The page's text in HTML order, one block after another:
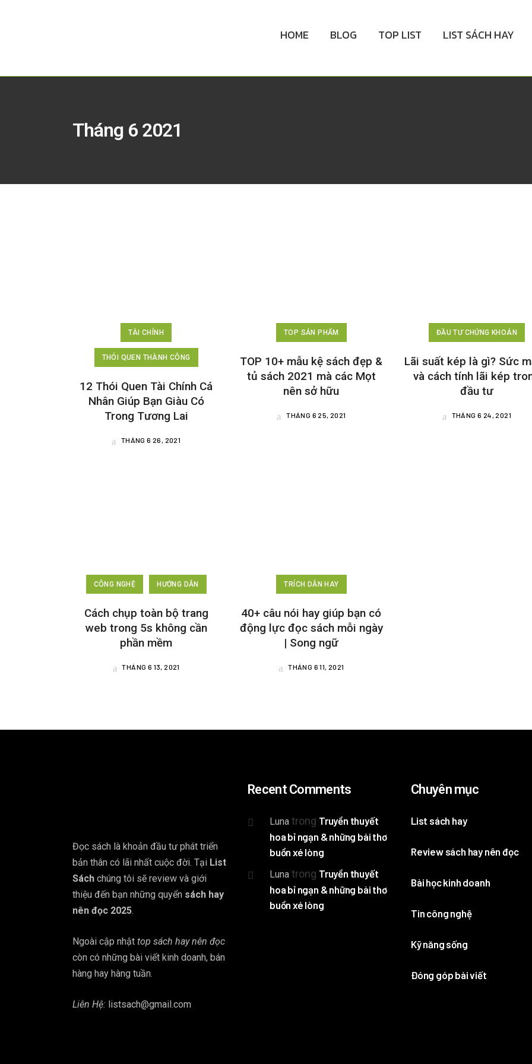
HOME BLOG TOP LIST LIST SÁCH HAY
Tháng 6 2021
TÀI CHÍNH
THÓI QUEN THÀNH CÔNG
12 Thói Quen Tài Chính Cá
Nhân Giúp Bạn Giàu Có
Trong Tương Lai
THÁNG 6 26, 2021
TOP SẢN PHẨM
TOP 10+ mẫu kệ sách đẹp &
tủ sách 2021 mà các Mọt
nên sở hữu
THÁNG 6 25, 2021
ĐẦU TƯ CHỨNG KHOÁN
Lãi suất kép là gì? Sức
và cách tính lãi kép
đầu tư
THÁNG 6 24, 2021
CÔNG NGHỆ HƯỚNG DẪN
Cách chụp toàn bộ trang
web trong 5s không cần
phần mềm
THÁNG 6 13, 2021
TRÍCH DẪN HAY
40+ câu nói hay giúp bạn có
động lực đọc sách mỗi ngày
| Song ngữ
THÁNG 6 11, 2021
Đọc sách là khoản đầu tư phát triển
bản thân có lãi nhất cuộc đời. Tại List
Sách chúng tôi sẽ review và giới
thiệu đến bạn những quyển sách hay
nên đọc 2025.
Ngoài cập nhật top sách hay nên đọc
còn có những bài viết kinh doanh, bán
hàng hay hàng tuần.
Liên Hệ: listsach@gmail.com
Recent Comments
Luna trong Truyền thuyết
hoa bỉ ngạn & những bài thơ
buồn xé lòng
Luna trong Truyền thuyết
hoa bỉ ngạn & những bài thơ
buồn xé lòng
Chuyên mục
List sách hay
Review sách hay nên đọc
Bài học kinh doanh
Tin công nghệ
Kỹ năng sống
Đóng góp bài viết